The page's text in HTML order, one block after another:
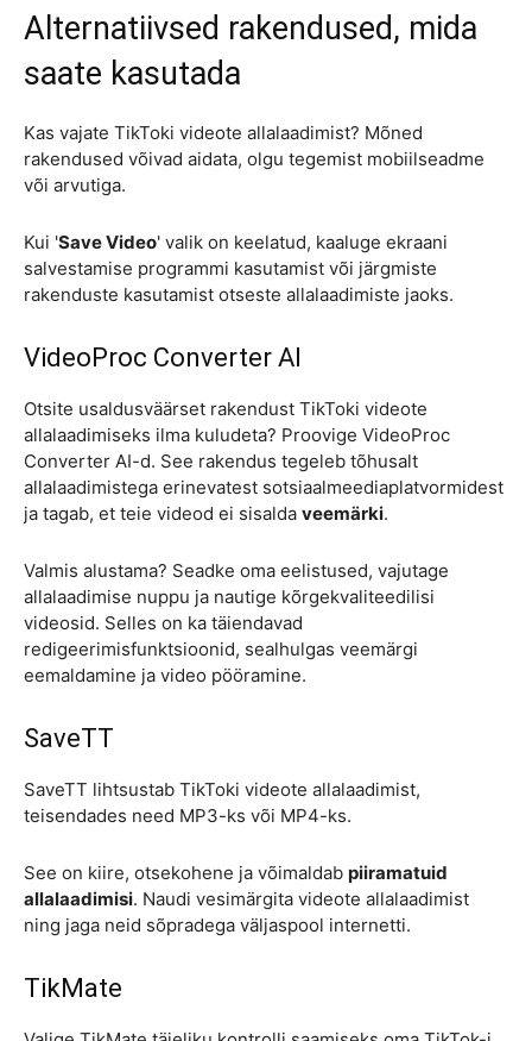
Alternatiivsed rakendused, mida
saate kasutada
Kas vajate TikToki videote allalaadimist? Mõned
rakendused võivad aidata, olgu tegemist mobiilseadme
või arvutiga.
Kui 'Save Video' valik on keelatud, kaaluge ekraani
salvestamise programmi kasutamist või järgmiste
rakenduste kasutamist otseste allalaadimiste jaoks.
VideoProc Converter AI
Otsite usaldusväärset rakendust TikToki videote
allalaadimiseks ilma kuludeta? Proovige VideoProc
Converter AI-d. See rakendus tegeleb tõhusalt
allalaadimistega erinevatest sotsiaalmeediaplatvormidest
ja tagab, et teie videod ei sisalda veemärki.
Valmis alustama? Seadke oma eelistused, vajutage
allalaadimise nuppu ja nautige kõrgekvaliteedilisi
videosid. Selles on ka täiendavad
redigeerimisfunktsioonid, sealhulgas veemärgi
eemaldamine ja video pööramine.
SaveTT
SaveTT lihtsustab TikToki videote allalaadimist,
teisendades need MP3-ks või MP4-ks.
See on kiire, otsekohene ja võimaldab piiramatuid
allalaadimisi. Naudi vesimärgita videote allalaadimist
ning jaga neid sõpradega väljaspool internetti.
TikMate